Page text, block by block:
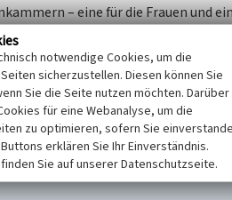
– eine für die Frauen und
Denkmalschutz und ist im
notwendige Cookies, um die
sicherzustellen. Diesen können Sie
Sie die Seite nutzen möchten. Darüber
für eine Webanalyse, um die
zu optimieren, sofern Sie
erklären Sie Ihr Einverständnis.
Sie auf unserer Datenschutzseite.